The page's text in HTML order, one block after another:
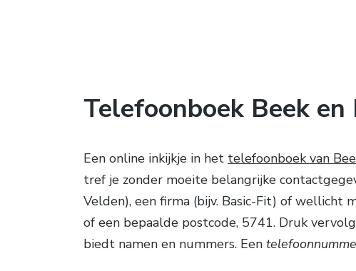
Telefoonboek Beek en
Een online inkijkje in het telefoonboek van
tref je zonder moeite belangrijke
Velden), een firma (bijv. Basic-Fit) of wellicht
of een bepaalde postcode, 5741. Druk
biedt namen en nummers. Een